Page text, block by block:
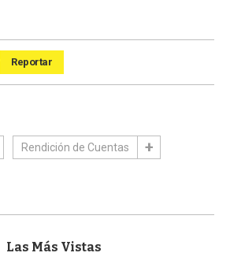
Reportar
Rendición de Cuentas
Las Más Vistas